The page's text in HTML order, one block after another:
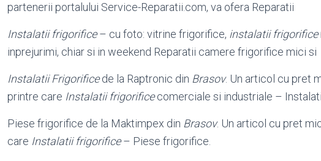
partenerii portalului Service-Reparatii.com, va ofera Reparatii
Instalatii frigorifice– cu foto: vitrine frigorifice, instalatii frigorifice
inprejurimi, chiar si in weekend Reparatii camere frigorifice mici si
Instalatii Frigorificede la Raptronic din Brasov. Un articol cu pret
printre care Instalatii frigorificecomerciale si industriale – Instalati.
Piese frigorifice de la Maktimpex din Brasov. Un articol cu pret
care Instalatii frigorifice– Piese frigorifice.